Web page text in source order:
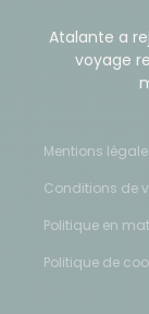
Atalante a
voyage
Mentions
Conditions de
Politique en
Politique de